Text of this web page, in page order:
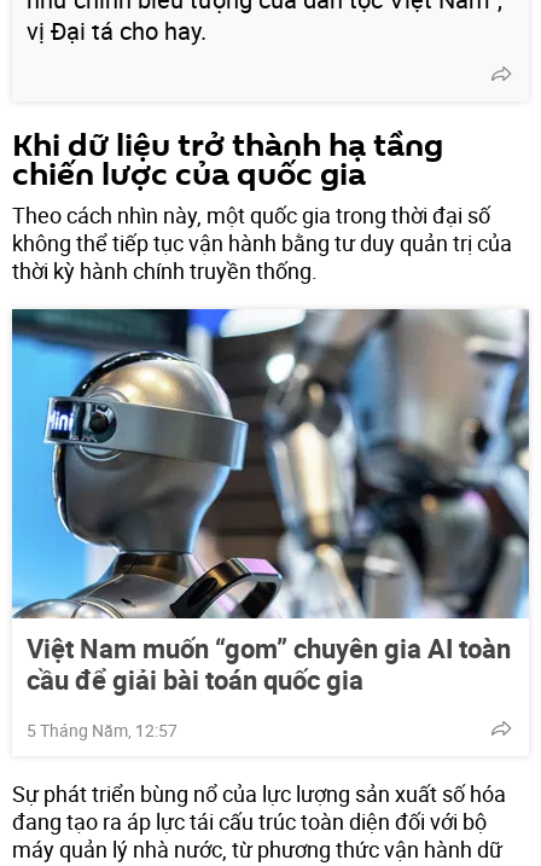
vị Đại tá cho hay.
Khi dữ liệu trở thành hạ tầng
chiến lược của quốc gia
Theo cách nhìn này, một quốc gia trong thời đại số
không thể tiếp tục vận hành bằng tư duy quản trị của
thời kỳ hành chính truyền thống.
Việt Nam muốn “gom” chuyên gia AI toàn
cầu để giải bài toán quốc gia
5 Tháng Năm, 12:57
Sự phát triển bùng nổ của lực lượng sản xuất số hóa
đang tạo ra áp lực tái cấu trúc toàn diện đối với bộ
máy quản lý nhà nước, từ phương thức vận hành dữ